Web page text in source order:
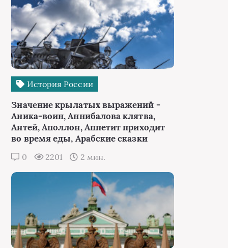
История России
Значение крылатых выражений -
Аника-воин, Аннибалова клятва,
Антей, Аполлон, Аппетит приходит
во время еды, Арабские сказки
0 2201 2 мин.